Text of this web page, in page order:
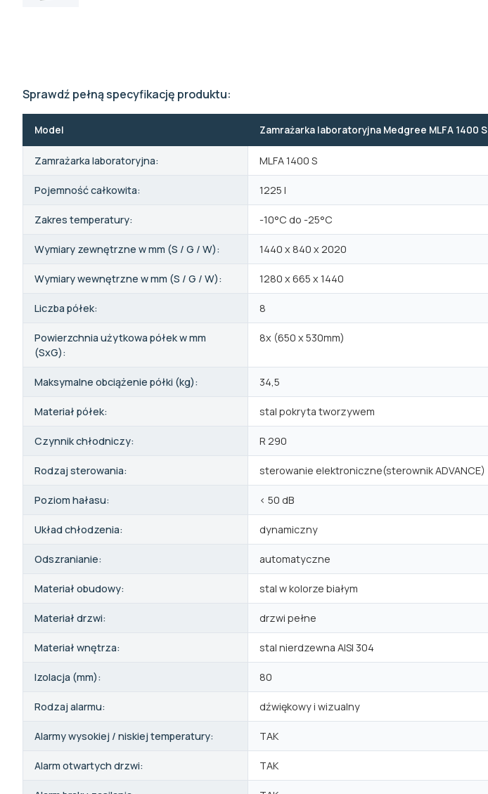
Sprawdź pełną specyfikację produktu:
Model Zamrażarka laboratoryjna Medgree MLFA 1400 S
Zamrażarka laboratoryjna: MLFA 1400 S
Pojemność całkowita: 1225 l
Zakres temperatury: -10°C do -25°C
Wymiary zewnętrzne w mm (S / G / W): 1440 x 840 x 2020
Wymiary wewnętrzne w mm (S / G / W): 1280 x 665 x 1440
Liczba półek: 8
Powierzchnia użytkowa półek w mm
(SxG):
8x (650 x 530mm)
Maksymalne obciążenie półki (kg): 34,5
Materiał półek: stal pokryta tworzywem
Czynnik chłodniczy: R 290
Rodzaj sterowania: sterowanie elektroniczne(sterownik ADVANCE)
Poziom hałasu: < 50 dB
Układ chłodzenia: dynamiczny
Odszranianie: automatyczne
Materiał obudowy: stal w kolorze białym
Materiał drzwi: drzwi pełne
Materiał wnętrza: stal nierdzewna AISI 304
Izolacja (mm): 80
Rodzaj alarmu: dźwiękowy i wizualny
Alarmy wysokiej / niskiej temperatury: TAK
Alarm otwartych drzwi: TAK